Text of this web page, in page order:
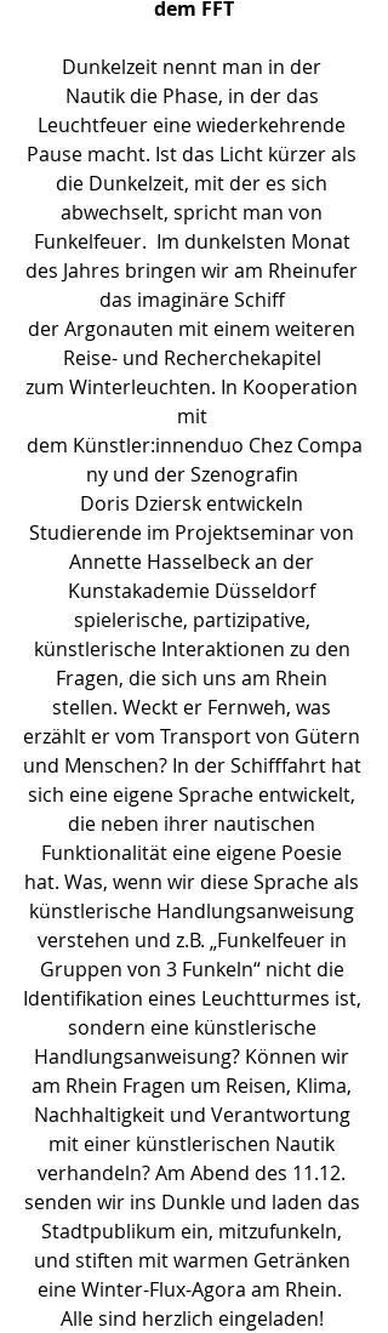
dem FFT
Dunkelzeit nennt man in der
Nautik die Phase, in der das
Leuchtfeuer eine wiederkehrende
Pause macht. Ist das Licht kürzer als
die Dunkelzeit, mit der es sich
abwechselt, spricht man von
Funkelfeuer.  Im dunkelsten Monat
des Jahres bringen wir am Rheinufer
das imaginäre Schiff
der Argonauten mit einem weiteren
Reise- und Recherchekapitel
zum Winterleuchten. In Kooperation
mit
dem Künstler:innenduo Chez Compa
ny und der Szenografin
Doris Dziersk entwickeln
Studierende im Projektseminar von
Annette Hasselbeck an der
Kunstakademie Düsseldorf
spielerische, partizipative,
künstlerische Interaktionen zu den
Fragen, die sich uns am Rhein
stellen. Weckt er Fernweh, was
erzählt er vom Transport von Gütern
und Menschen? In der Schifffahrt hat
sich eine eigene Sprache entwickelt,
die neben ihrer nautischen
Funktionalität eine eigene Poesie
hat. Was, wenn wir diese Sprache als
künstlerische Handlungsanweisung
verstehen und z.B. „Funkelfeuer in
Gruppen von 3 Funkeln“ nicht die
Identifikation eines Leuchtturmes ist,
sondern eine künstlerische
Handlungsanweisung? Können wir
am Rhein Fragen um Reisen, Klima,
Nachhaltigkeit und Verantwortung
mit einer künstlerischen Nautik
verhandeln? Am Abend des 11.12.
senden wir ins Dunkle und laden das
Stadtpublikum ein, mitzufunkeln,
und stiften mit warmen Getränken
eine Winter-Flux-Agora am Rhein.
Alle sind herzlich eingeladen!